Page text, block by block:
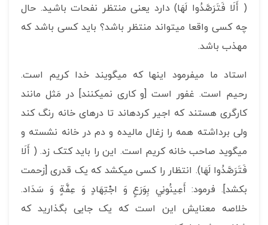
( أَلَا فَتَرَصَّدُوا لَهَا) دارد یعنی منتظر نفحات باشید. حال
چه کسی واقعا می­تواند منتظر باشد؟ باید کسی باشد که
مهذب باشد.
استاد ما می­فرمود اینها که می­گویند خدا کریم است.
رحیم است. غفور است [و کاری نمی­کنند] در مَثل مانند
کارگری هستند که اجیر کرده­اند تا درهای خانه رنگ کند
ولی برداشته همه را زغال مالیده و دم در خانه نشسته و
میگوید صاحب خانه کریم است. این را باید کتک زد. ( أَلَا
فَتَرَصَّدُوا لَهَا). انتظار را کسی می­کشد که یک قدری [زحمت
بکشد]. فرمود: أَعِينُونِي‏ بِوَرَعٍ‏ وَ اجْتِهَادٍ وَ عِفَّةٍ وَ سَدَاد.
خلاصه معنایش این است که یک جایی بگذارید که